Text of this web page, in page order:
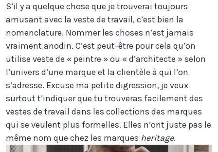
S’il y a quelque chose que je trouverai toujours
amusant avec la veste de travail, c’est bien la
nomenclature. Nommer les choses n’est jamais
vraiment anodin. C’est peut-être pour cela qu’on
utilise veste de « peintre » ou « d’architecte » selon
l’univers d’une marque et la clientèle à qui l’on
s’adresse. Excuse ma petite digression, je veux
surtout t’indiquer que tu trouveras facilement des
vestes de travail dans les collections des marques
qui se veulent plus formelles. Elles n’ont juste pas le
même nom que chez les marques heritage.